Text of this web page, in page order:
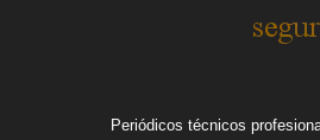
Periódicos técnicos